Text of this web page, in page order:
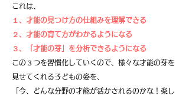
これは、
１、才能の見つけ方の仕組みを理解できる
２、才能の育て方がわかるようになる
３、「才能の芽」を分析できるようになる
この３つを習慣化していくので、 様々な才能の芽を
見せてくれる子どもの姿を、
「今、どんな分野の才能が活かされるのかな！楽し